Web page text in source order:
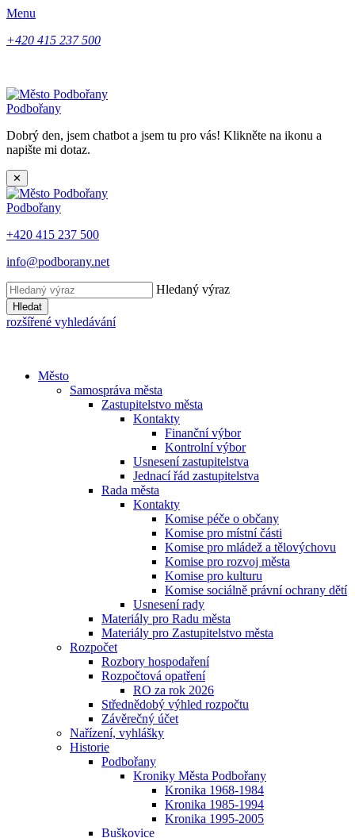
Menu
+420 415 237 500
Podbořany
Dobrý den, jsem chatbot a jsem tu pro vás! Klikněte na ikonu a
napište mi dotaz.
✕
Podbořany
+420 415 237 500
info@podborany.net
Hledaný výraz
Hledat
rozšířené vyhledávání
Město
Samospráva města
Zastupitelstvo města
Kontakty
Finanční výbor
Kontrolní výbor
Usnesení zastupitelstva
Jednací řád zastupitelstva
Rada města
Kontakty
Komise péče o občany
Komise pro místní části
Komise pro mládež a tělovýchovu
Komise pro rozvoj města
Komise pro kulturu
Komise sociálně právní ochrany dětí
Usnesení rady
Materiály pro Radu města
Materiály pro Zastupitelstvo města
Rozpočet
Rozbory hospodaření
Rozpočtová opatření
RO za rok 2026
Střednědobý výhled rozpočtu
Závěrečný účet
Nařízení, vyhlášky
Historie
Podbořany
Kroniky Města Podbořany
Kronika 1968-1984
Kronika 1985-1994
Kronika 1995-2005
Buškovice